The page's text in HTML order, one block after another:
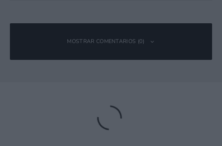
MOSTRAR COMENTARIOS (0)
Tu dirección de correo electrónico no será publicada.
obligatorios están marcados con*